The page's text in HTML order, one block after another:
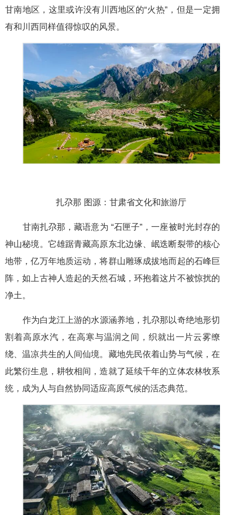
甘南地区，这里或许没有川西地区的“火热”，但是一定拥
有和川西同样值得惊叹的风景。
扎尕那 图源：甘肃省文化和旅游厅
甘南扎尕那，藏语意为 “石匣子”，一座被时光封存的
神山秘境。它雄踞青藏高原东北边缘、岷迭断裂带的核心
地带，亿万年地质运动，将群山雕琢成拔地而起的石峰巨
阵，如上古神人造起的天然石城，环抱着这片不被惊扰的
净土。
作为白龙江上游的水源涵养地，扎尕那以奇绝地形切
割着高原水汽，在高寒与温润之间，织就出一片云雾缭
绕、温凉共生的人间仙境。藏地先民依着山势与气候，在
此繁衍生息，耕牧相间，造就了延续千年的立体农林牧系
统，成为人与自然协同适应高原气候的活态典范。